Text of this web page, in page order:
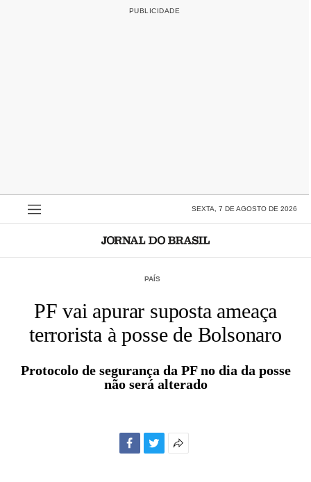
SEXTA, 7 DE AGOSTO DE 2026
PAÍS
PF vai apurar suposta ameaça
terrorista à posse de Bolsonaro
Protocolo de segurança da PF no dia da posse
não será alterado